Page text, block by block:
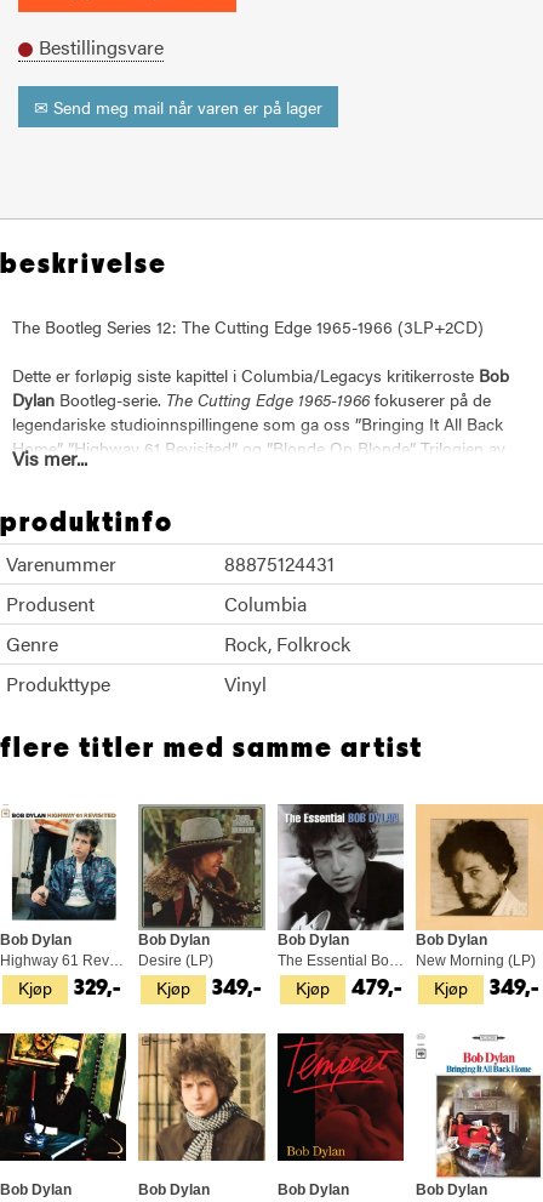
Bestillingsvare
✉ Send meg mail når varen er på lager
beskrivelse
The Bootleg Series 12: The Cutting Edge 1965-1966 (3LP+2CD)
Dette er forløpig siste kapittel i Columbia/Legacys kritikerroste Bob
Dylan Bootleg-serie. The Cutting Edge 1965-1966fokuserer på de
legendariske studioinnspillingene som ga oss ”Bringing It All Back
Home”, ”Highway 61 Revisited” og ”Blonde On Blonde”. Trilogien av
Dylans mesterverk som sikret hans rykte som låtskriver og musiker
kultur og populærmusikken. Alle opptak som er på denne utgivelsen
er tatt fra de originale studiotapene. Denne 3LP+2CD-versjonen gir
oss enBest of av den komplette boksen som kun gis ut på CD.
Vis mer...
produktinfo
Varenummer
88875124431
Produsent
Columbia
Genre
Rock Folkrock
Produkttype
Vinyl
flere titler med samme artist
Kjøp
Bob Dylan
Highway 61 Revisited (LP)
329,- Kjøp
Bob Dylan
Desire (LP)
349,- Kjøp
Bob Dylan
The Essential Bob Dylan (2LP)
479,- Kjøp
Bob Dylan
New Morning (LP)
349,-
Bob Dylan
Bob Dylan
Bob Dylan
Bob Dylan